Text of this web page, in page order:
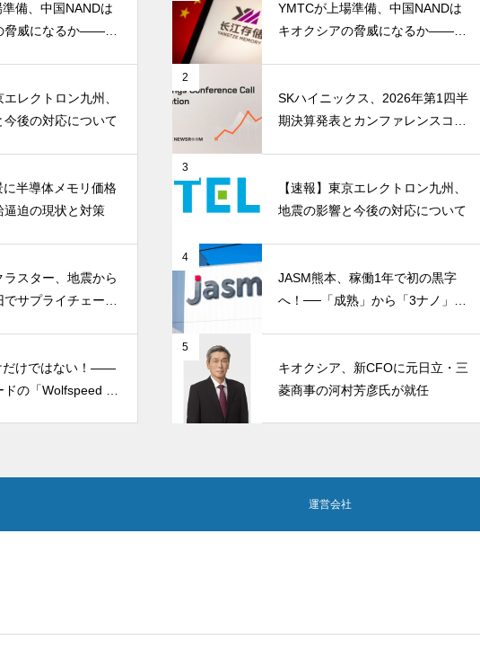
備、中国NANDは
脅威になるか――AI
エレクトロン九州、
今後の対応について
半導体メモリ価格
逼迫の現状と対策
スター、地震から
サプライチェーン
だけではない！――
の「Wolfspeed G
YMTCが上場準備、中国NANDは
キオクシアの脅威になるか――AI
2
SKハイニックス、2026年第1四半
期決算発表とカンファレンスコー
3
【速報】東京エレクトロン九州、
地震の影響と今後の対応について
4
JASM熊本、稼働1年で初の黒字
へ！──「成熟」から「3ナノ」へ
5
キオクシア、新CFOに元日立・三
菱商事の河村芳彦氏が就任
運営会社